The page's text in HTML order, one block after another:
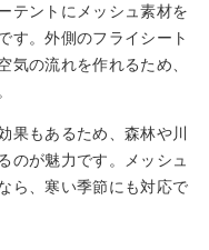
テントにメッシュ素材を
す。外側のフライシート
気の流れを作れるため、
果もあるため、森林や川
のが魅力です。メッシュ
ら、寒い季節にも対応で